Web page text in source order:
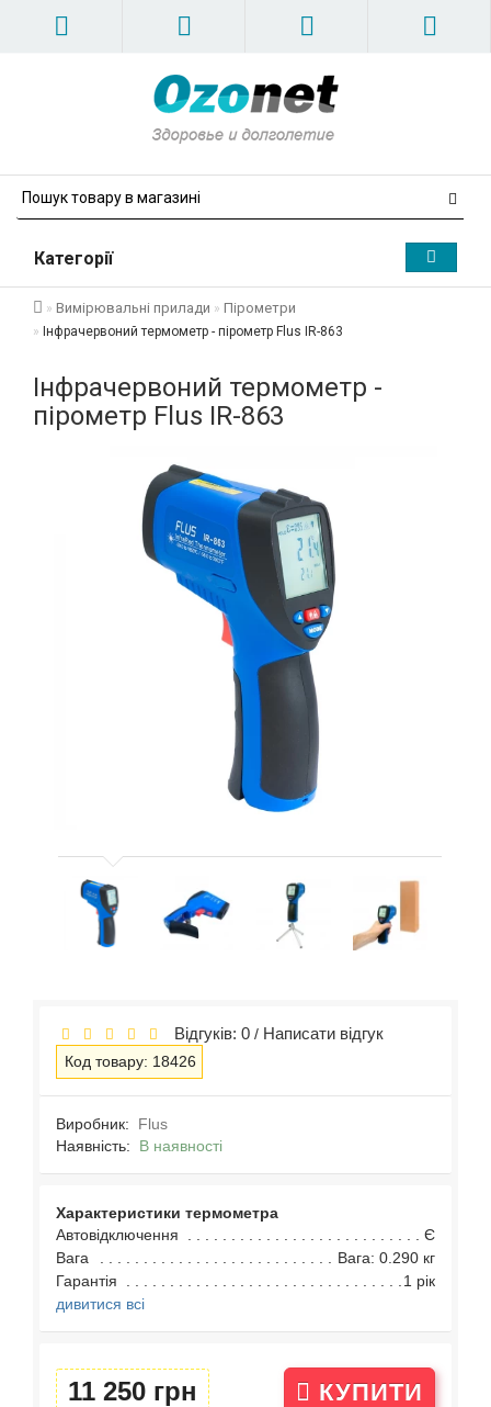
Категорії
Вимірювальні прилади Пірометри
Інфрачервоний термометр - пірометр Flus IR-863
Інфрачервоний термометр -
пірометр Flus IR-863
Відгуків: 0 / Написати відгук
Код товару: 18426
Виробник:
Flus
Наявність: В наявності
Характеристики термометра
Автовідключення
Є
Вага
Вага: 0.290 кг
Гарантія
1 рік
дивитися всі
11 250 грн КУПИТИ